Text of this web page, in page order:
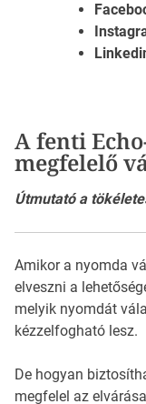
A fenti
megfelelő
Útmutató a
Amikor a nyomda
elveszni a
melyik nyomdát
kézzelfogható lesz.
De hogyan
megfelel az